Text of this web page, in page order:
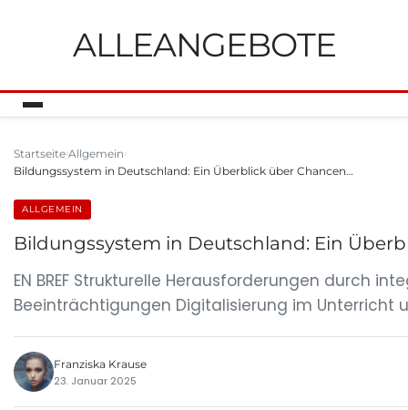
ALLEANGEBOTE
Startseite Allgemein
Bildungssystem in Deutschland: Ein Überblick über Chancen…
ALLGEMEIN
Bildungssystem in Deutschland: Ein
EN BREF Strukturelle Herausforderungen durch
Beeinträchtigungen Digitalisierung im Unterricht
Franziska Krause
23. Januar 2025